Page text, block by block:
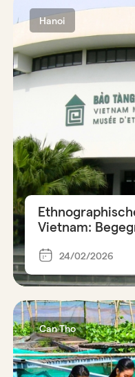
Hanoi
Vietnam:
24/02/2026
Can Tho